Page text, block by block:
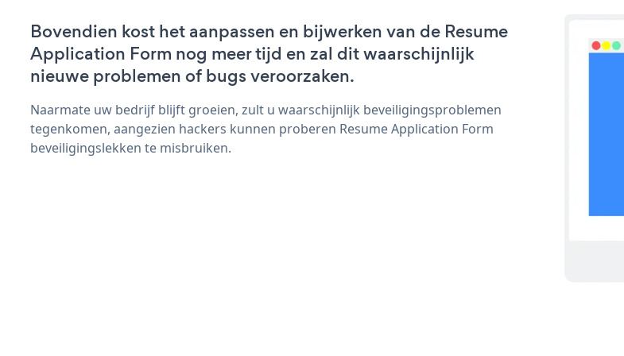
Bovendien kost het aanpassen en bijwerken van de Resume
Application Form nog meer tijd en zal dit waarschijnlijk
nieuwe problemen of bugs veroorzaken.
Naarmate uw bedrijf blijft groeien, zult u waarschijnlijk beveiligingsproblemen
tegenkomen, aangezien hackers kunnen proberen Resume Application Form
beveiligingslekken te misbruiken.